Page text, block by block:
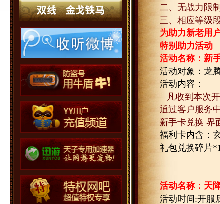
二、无战力限
三、相应等级
为助力新老用
特别助力活动
活动名称：新
活动对象：龙
活动内容：
凡收到本次
通过客户服务
新手卡兑换 界
福利卡内含：
礼包兑换碎片
活动名称：天
活动时间 :开服